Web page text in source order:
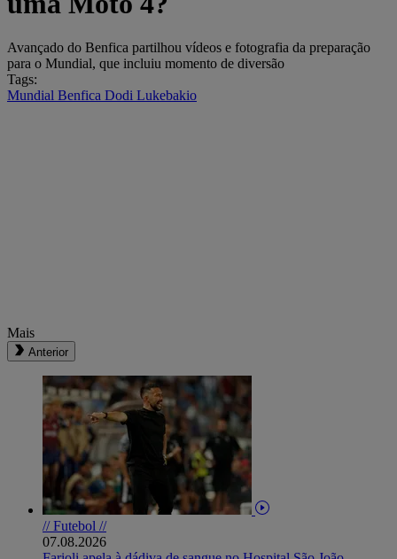
Avançado do Benfica partilhou vídeos e fotografia da preparação
para o Mundial, que incluiu momento de diversão
Tags:
Mundial Benfica Dodi Lukebakio
Mais
Anterior
// Futebol //
07.08.2026